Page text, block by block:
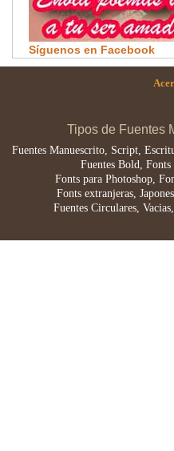
Síguenos en Facebook
Tipos de Fuentes
Fuentes Manuescrito, Script,
Fuentes Bold,
Fonts para Photoshop,
Fonts extranjeras,
Fuentes Circulares,